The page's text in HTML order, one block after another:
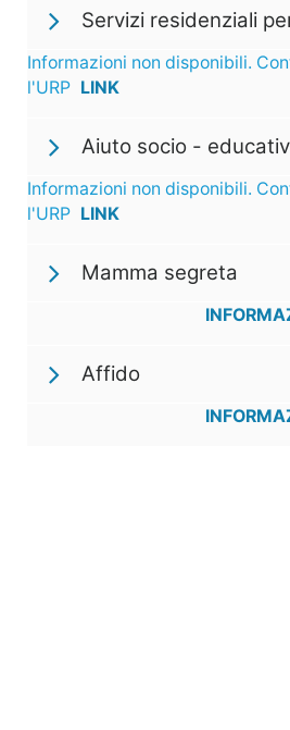
Servizi residenziali
Informazioni non disponibili.
l'URP LINK
Aiuto socio -
Informazioni non disponibili.
l'URP LINK
Mamma segreta
Affido